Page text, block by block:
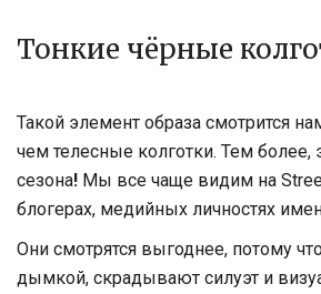
Тонкие чёрные
Такой элемент образа смотрится
чем телесные колготки. Тем более,
сезона! Мы все чаще видим на
блогерах, медийных личностях
Они смотрятся выгоднее, потому
дымкой, скрадывают силуэт и